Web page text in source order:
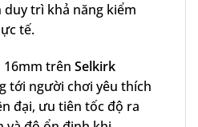
trì khả năng kiểm
tế.
16mm trên Selkirk
tới người chơi yêu thích
đại, ưu tiên tốc độ ra